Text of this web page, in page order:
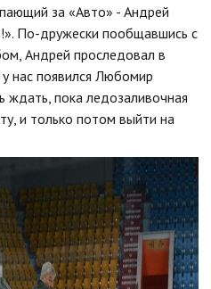
за «Авто» - Андрей
По-дружески пообщавшись с
Андрей проследовал в
нас появился Любомир
пока ледозаливочная
и только потом выйти на